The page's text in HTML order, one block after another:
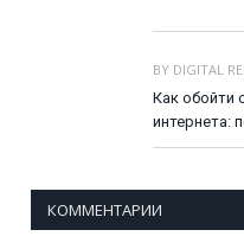
BY DIGITAL
Как обойти
интернета:
КОММЕНТАРИИ